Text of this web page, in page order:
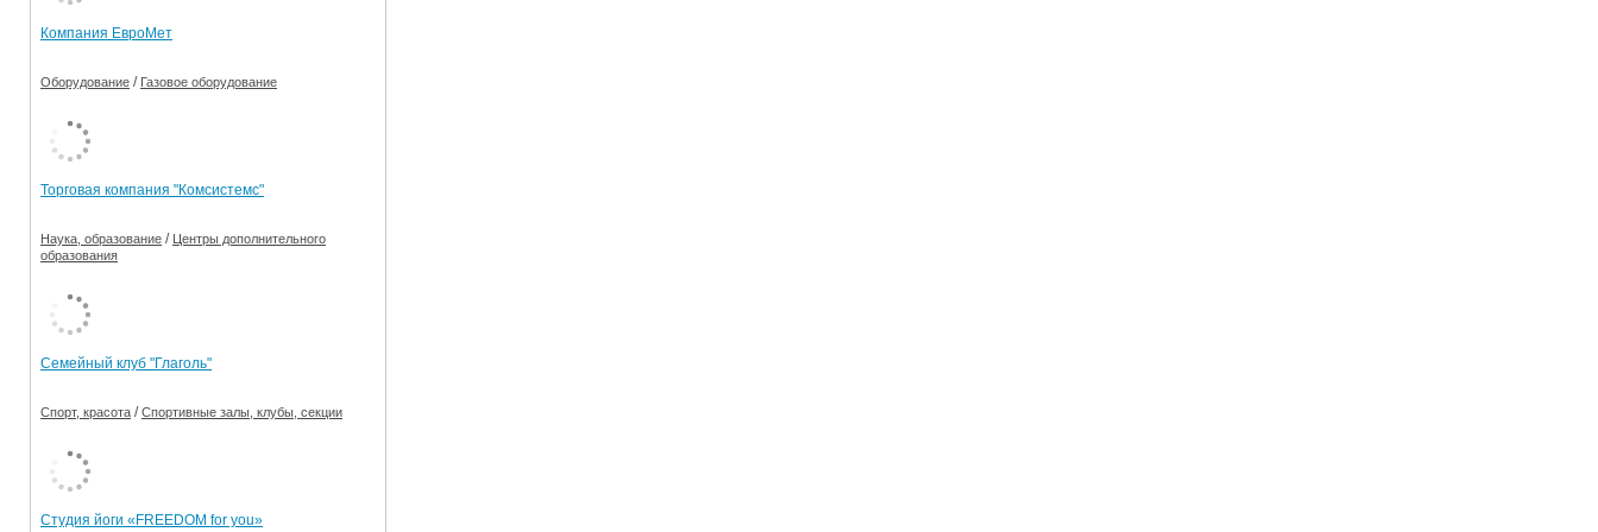
Компания ЕвроМет
Оборудование / Газовое оборудование
Торговая компания "Комсистемс"
Наука, образование / Центры дополнительного
образования
Семейный клуб "Глаголь"
Спорт, красота /Спортивные залы, клубы, секции
Студия йоги «FREEDOM for you»